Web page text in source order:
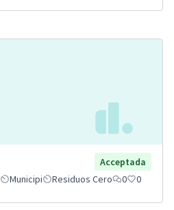
Acceptada
Municipi Residuos Cero 0 0